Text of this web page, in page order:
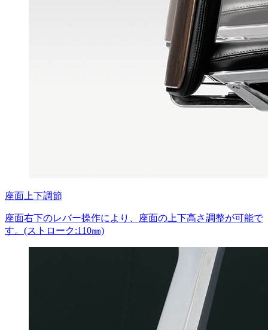
座面上下調節
座面右下のレバー操作により、座面の上下高さ調整が可能で
す。(ストローク:110㎜)